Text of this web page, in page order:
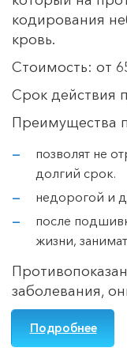
кодирования
кровь.
Стоимость: от
Срок действия
Преимущества
позволят не
долгий срок.
недорогой и
после
жизни,
заболевания,
Подробнее